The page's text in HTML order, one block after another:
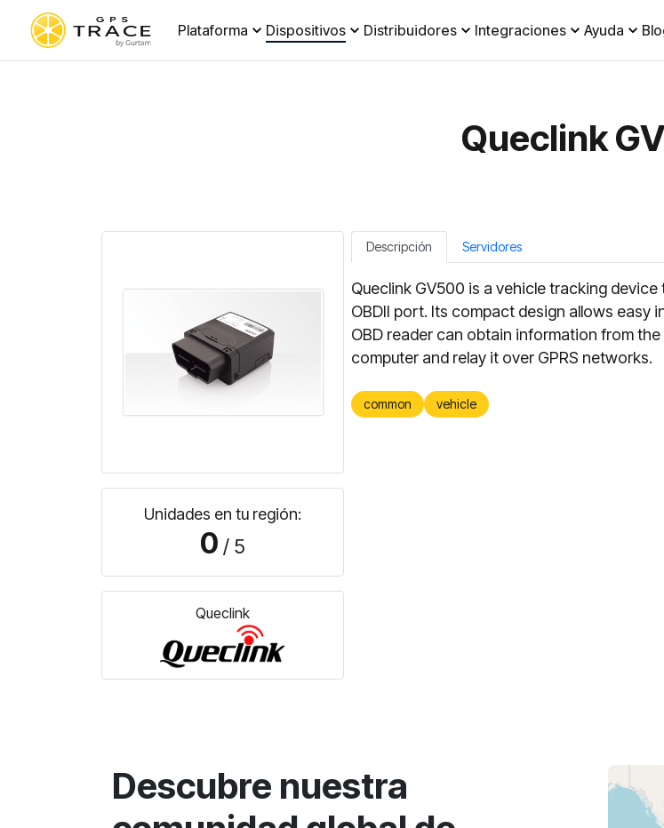
Plataforma Dispositivos Distribuidores Integraciones Ayuda
Queclink
Unidades en tu región:
0 / 5
Queclink
Descripción Servidores
Queclink GV500 is a vehicle tracking
OBDII port. Its compact design allows easy
OBD reader can obtain information from
computer and relay it over GPRS networks.
common vehicle
Descubre nuestra